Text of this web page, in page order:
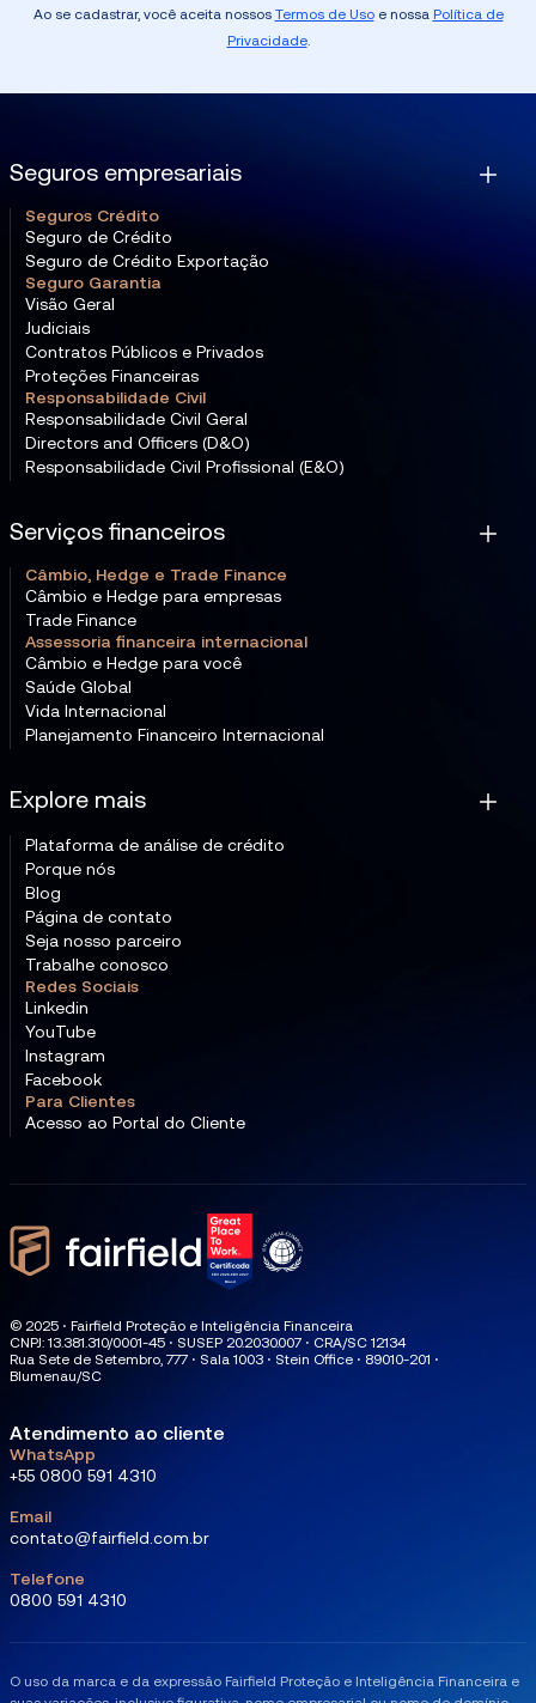
Ao se cadastrar, você aceita nossos Termos de Usoe nossa Política de
Privacidade.
Seguros empresariais
Seguros Crédito
Seguro de Crédito
Seguro de Crédito Exportação
Seguro Garantia
Visão Geral
Judiciais
Contratos Públicos e Privados
Proteções Financeiras
Responsabilidade Civil
Responsabilidade Civil Geral
Directors and Officers (D&O)
Responsabilidade Civil Profissional (E&O)
Serviços financeiros
Câmbio, Hedge e Trade Finance
Câmbio e Hedge para empresas
Trade Finance
Assessoria financeira internacional
Câmbio e Hedge para você
Saúde Global
Vida Internacional
Planejamento Financeiro Internacional
Explore mais
Plataforma de análise de crédito
Porque nós
Blog
Página de contato
Seja nosso parceiro
Trabalhe conosco
Redes Sociais
Linkedin
YouTube
Instagram
Facebook
Para Clientes
Acesso ao Portal do Cliente
© 2025 ⋅ Fairfield Proteção e Inteligência Financeira
CNPJ: 13.381.310/0001-45 ⋅ SUSEP 20.2030.007 ⋅ CRA/SC 12134
Rua Sete de Setembro, 777 ⋅ Sala 1003 ⋅ Stein Office ⋅ 89010-201 ⋅
Blumenau/SC
Atendimento ao cliente
WhatsApp
+55 0800 591 4310
Email
contato@fairfield.com.br
Telefone
0800 591 4310
O uso da marca e da expressão Fairfield Proteção e Inteligência Financeira e